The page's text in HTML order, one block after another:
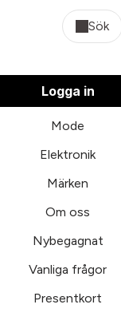
Sök
Logga in
Mode
Elektronik
Märken
Om oss
Nybegagnat
Vanliga frågor
Presentkort